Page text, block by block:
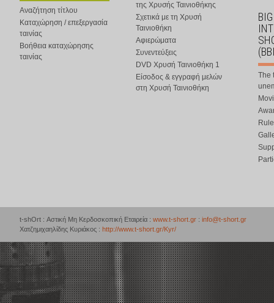
Αναζήτηση τίτλου
Καταχώρηση / επεξεργασία
ταινίας
Βοήθεια καταχώρησης
ταινίας
της Χρυσής Ταινιοθήκης
Σχετικά με τη Χρυσή
Ταινιοθήκη
Αφιερώματα
Συνεντεύξεις
DVD Χρυσή Ταινιοθήκη 1
Είσοδος & εγγραφή μελών
στη Χρυσή Ταινιοθήκη
The
t-shOrt : Αστική Μη Κερδοσκοπική Εταιρεία : www.t-short.gr : info@t-short.gr
Χατζημιχαηλίδης Κυριάκος : http://www.t-short.gr/Kyr/